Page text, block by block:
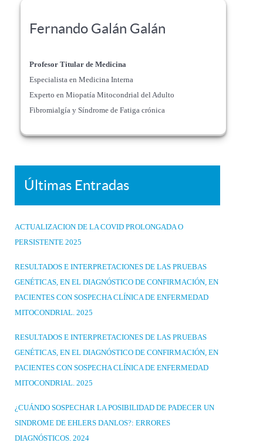
Fernando Galán Galán
Profesor Titular de Medicina
Especialista en Medicina Interna
Experto en Miopatía Mitocondrial del Adulto
Fibromialgía y Síndrome de Fatiga crónica
Últimas Entradas
ACTUALIZACION DE LA COVID PROLONGADA O
PERSISTENTE 2025
RESULTADOS E INTERPRETACIONES DE LAS PRUEBAS
GENÉTICAS, EN EL DIAGNÓSTICO DE CONFIRMACIÓN, EN
PACIENTES CON SOSPECHA CLÍNICA DE ENFERMEDAD
MITOCONDRIAL. 2025
RESULTADOS E INTERPRETACIONES DE LAS PRUEBAS
GENÉTICAS, EN EL DIAGNÓSTICO DE CONFIRMACIÓN, EN
PACIENTES CON SOSPECHA CLÍNICA DE ENFERMEDAD
MITOCONDRIAL. 2025
¿CUÁNDO SOSPECHAR LA POSIBILIDAD DE PADECER UN
SINDROME DE EHLERS DANLOS?: ERRORES
DIAGNÓSTICOS. 2024